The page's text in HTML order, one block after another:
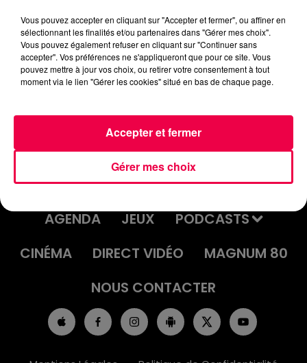
TRADUCTEUR DE GÉNÉRATION
13/10/2025 - T'ES GIGA RELOU
ACCUEIL INFOS
EMISSIONS
AGENDA
JEUX
PODCASTS
CINÉMA
DIRECT VIDÉO
MAGNUM 80
NOUS CONTACTER
Vous pouvez accepter en cliquant sur "Accepter et fermer", ou affiner en
sélectionnant les finalités et/ou partenaires dans "Gérer mes choix".
Vous pouvez également refuser en cliquant sur "Continuer sans
accepter". Vos préférences ne s'appliqueront que pour ce site. Vous
pouvez mettre à jour vos choix, ou retirer votre consentement à tout
moment via le lien "Gérer les cookies" situé en bas de chaque page.
Gérer mes choix
Accepter et fermer